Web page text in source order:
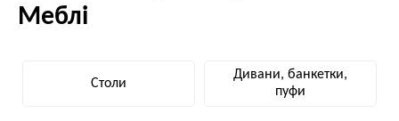
Меблі
Столи
Дивани, банкетки,
пуфи